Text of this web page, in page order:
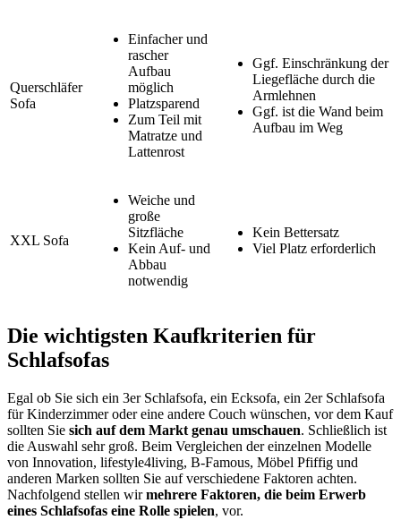
Querschläfer
Sofa
Einfacher und
rascher
Aufbau
möglich
Platzsparend
Zum Teil mit
Matratze und
Lattenrost
Ggf. Einschränkung der
Liegefläche durch die
Armlehnen
Ggf. ist die Wand beim
Aufbau im Weg
XXL Sofa
Weiche und
große
Sitzfläche
Kein Auf- und
Abbau
notwendig
Kein Bettersatz
Viel Platz erforderlich
Die wichtigsten Kaufkriterien für
Schlafsofas
Egal ob Sie sich ein 3er Schlafsofa, ein Ecksofa, ein 2er Schlafsofa
für Kinderzimmer oder eine andere Couch wünschen, vor dem Kauf
sollten Sie sich auf dem Markt genau umschauen. Schließlich ist
die Auswahl sehr groß. Beim Vergleichen der einzelnen Modelle
von Innovation, lifestyle4living, B-Famous, Möbel Pfiffig und
anderen Marken sollten Sie auf verschiedene Faktoren achten.
Nachfolgend stellen wirmehrere Faktoren, die beim Erwerb
eines Schlafsofas eine Rolle spielen, vor.